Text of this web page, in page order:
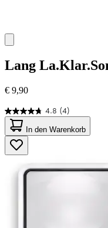
Lang
€ 9,90
4.8 (4)
4.8
von
5
Sternen.
4
Bewertungen
In den Warenkorb